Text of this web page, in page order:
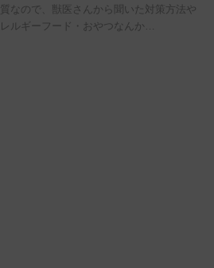
なので、獣医さんから聞いた対策方法や
レルギーフード・おやつなんか…